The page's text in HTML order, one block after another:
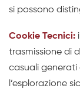
si possono
Cookie Tecnici:
trasmissione di
casuali generati
l’esplorazione